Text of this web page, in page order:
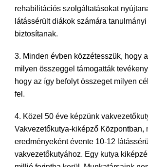
rehabilitációs szolgáltatásokat
látássérült diákok számára
biztosítanak.
3. Minden évben közzétesszük, hogy
milyen összeggel támogatták
hogy az így befolyt összeget milyen
fel.
4. Közel 50 éve képzünk
Vakvezetőkutya-kiképző Központban,
eredményeként évente 10-12
vakvezetőkutyához. Egy kutya